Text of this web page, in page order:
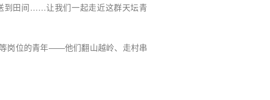
到田间……让我们一起走近这群天坛青
岗位的青年——他们翻山越岭、走村串